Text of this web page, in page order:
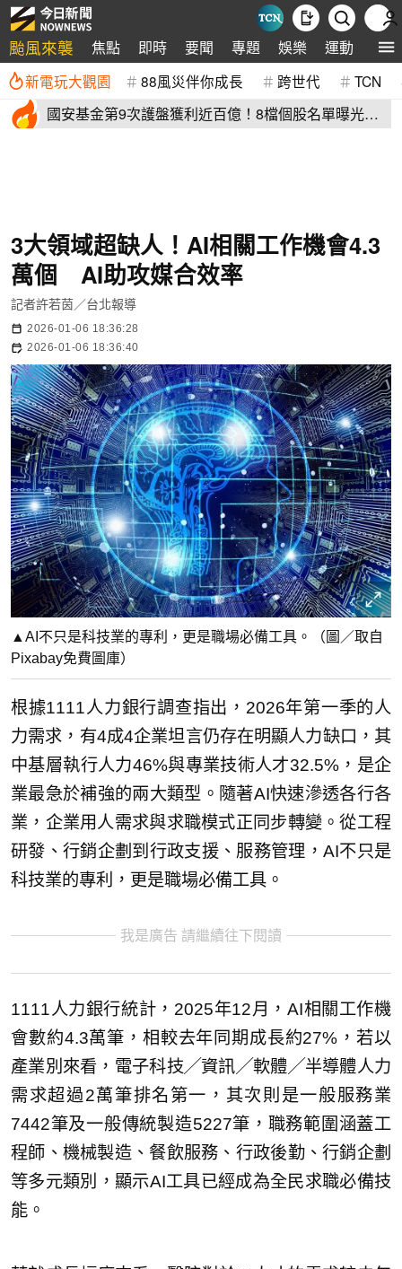
颱風來襲 焦點 即時 要聞 專題 娛樂 運動 全球
新電玩大觀園 88風災伴你成長 跨世代 TCN
國安基金第9次護盤獲利近百億！8檔個股名單曝光
3大領域超缺人！AI相關工作機會4.3
萬個 AI助攻媒合效率
記者許若茵／台北報導
2026-01-06 18:36:28
2026-01-06 18:36:40
▲AI不只是科技業的專利，更是職場必備工具。（圖／取自
Pixabay免費圖庫）
根據1111人力銀行調查指出，2026年第一季的人
力需求，有4成4企業坦言仍存在明顯人力缺口，其
中基層執行人力46%與專業技術人才32.5%，是企
業最急於補強的兩大類型。隨著AI快速滲透各行各
業，企業用人需求與求職模式正同步轉變。從工程
研發、行銷企劃到行政支援、服務管理，AI不只是
科技業的專利，更是職場必備工具。
我是廣告 請繼續往下閱讀
1111人力銀行統計，2025年12月，AI相關工作機
會數約4.3萬筆，相較去年同期成長約27%，若以
產業別來看，電子科技╱資訊╱軟體╱半導體人力
需求超過2萬筆排名第一，其次則是一般服務業
7442筆及一般傳統製造5227筆，職務範圍涵蓋工
程師、機械製造、餐飲服務、行政後勤、行銷企劃
等多元類別，顯示AI工具已經成為全民求職必備技
能。